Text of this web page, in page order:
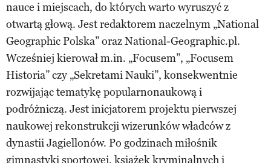
nauce i miejscach, do których warto wyruszyć z
otwartą głową. Jest redaktorem naczelnym „National
Geographic Polska” oraz National-Geographic.pl.
Wcześniej kierował m.in. „Focusem”, „Focusem
Historia” czy „Sekretami Nauki”, konsekwentnie
rozwijając tematykę popularnonaukową i
podróżniczą. Jest inicjatorem projektu pierwszej
naukowej rekonstrukcji wizerunków władców z
dynastii Jagiellonów. Po godzinach miłośnik
gimnastyki sportowej, książek kryminalnych i